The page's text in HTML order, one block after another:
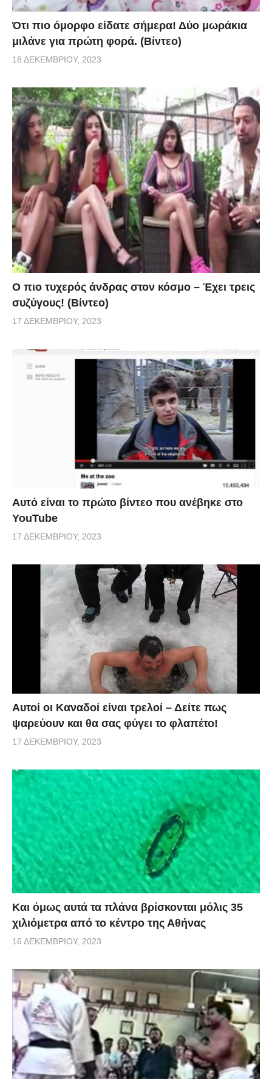
Ότι πιο όμορφο είδατε σήμερα! Δύο μωράκια
μιλάνε για πρώτη φορά. (Βίντεο)
18 ΔΕΚΕΜΒΡΊΟΥ, 2023
Ο πιο τυχερός άνδρας στον κόσμο – Έχει τρεις
συζύγους! (Βίντεο)
17 ΔΕΚΕΜΒΡΊΟΥ, 2023
Αυτό είναι το πρώτο βίντεο που ανέβηκε στο
YouTube
17 ΔΕΚΕΜΒΡΊΟΥ, 2023
Αυτοί οι Καναδοί είναι τρελοί – Δείτε πως
ψαρεύουν και θα σας φύγει το φλαπέτο!
17 ΔΕΚΕΜΒΡΊΟΥ, 2023
Και όμως αυτά τα πλάνα βρίσκονται μόλις 35
χιλιόμετρα από το κέντρο της Αθήνας
16 ΔΕΚΕΜΒΡΊΟΥ, 2023